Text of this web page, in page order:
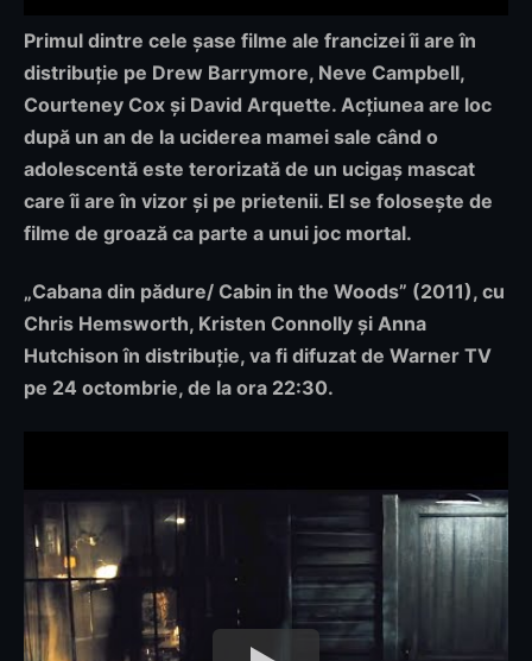
Primul dintre cele șase filme ale francizei îi are în
distribuție pe Drew Barrymore, Neve Campbell,
Courteney Cox și David Arquette. Acțiunea are loc
după un an de la uciderea mamei sale când o
adolescentă este terorizată de un ucigaș mascat
care îi are în vizor și pe prietenii. El se folosește de
filme de groază ca parte a unui joc mortal.
„Cabana din pădure/ Cabin in the Woods” (2011), cu
Chris Hemsworth, Kristen Connolly și Anna
Hutchison în distribuție, va fi difuzat de Warner TV
pe 24 octombrie, de la ora 22:30.